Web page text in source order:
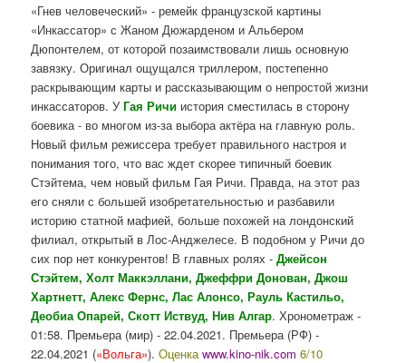
«Гнев человеческий» - ремейк французской картины
«Инкассатор»с Жаном Дюжарденом и Альбером
Дюпонтелем, от которой позаимствовали лишь основную
завязку. Оригинал ощущался триллером, постепенно
раскрывающим карты и рассказывающим о непростой жизни
инкассаторов. УГая Ричи история сместилась в сторону
боевика - во многом из-за выбора актёра на главную роль.
Новый фильм режиссера требует правильного настроя и
понимания того, что вас ждет скорее типичный боевик
Стэйтема, чем новый фильм Гая Ричи. Правда, на этот раз
его сняли с большей изобретательностью и разбавили
историю статной мафией, больше похожей на лондонский
филиал, открытый в Лос-Анджелесе. В подобном у Ричи до
сих пор нет конкурентов! В главных ролях -Джейсон
Стэйтем, Холт Маккэллани, Джеффри Донован, Джош
Хартнетт, Алекс Фернс, Лас Алонсо, Рауль Кастильо,
Деобиа Опарей, Скотт Иствуд, Нив Алгар. Хронометраж -
01:58. Премьера (мир) - 22.04.2021. Премьера (РФ) -
22.04.2021 («Вольга»).Оценкаwww.kino-nik.com 6/10